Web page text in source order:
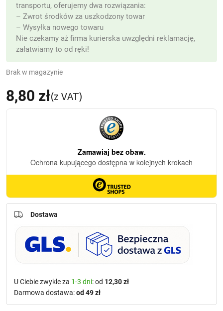
8,80 zł(z VAT)
Brak w magazynie
transportu, oferujemy dwa rozwiązania:
– Zwrot środków za uszkodzony towar
– Wysyłka nowego towaru
Nie czekamy aż firma kurierska uwzględni reklamację,
załatwiamy to od ręki!
Dostawa
U Ciebie zwykle za 1-3 dni: od 12,30 zł
Darmowa dostawa:od 49 zł